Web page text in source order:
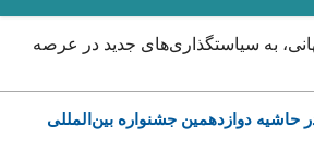
به سیاستگذاری‌های جدید در عرصه
دوازدهمین جشنواره بین‌المللی